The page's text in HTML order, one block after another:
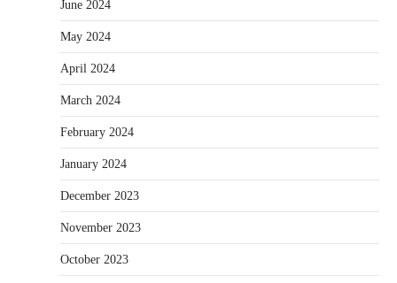
June 2024
May 2024
April 2024
March 2024
February 2024
January 2024
December 2023
November 2023
October 2023